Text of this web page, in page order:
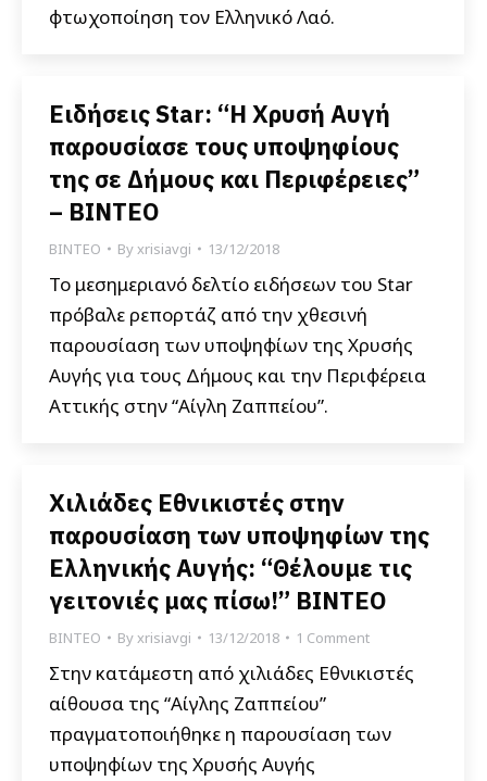
φτωχοποίηση τον Ελληνικό Λαό.
Ειδήσεις Star: “Η Χρυσή Αυγή
παρουσίασε τους υποψηφίους
της σε Δήμους και Περιφέρειες”
– ΒΙΝΤΕΟ
ΒΙΝΤΕΟ Byxrisiavgi 13/12/2018
Το μεσημεριανό δελτίο ειδήσεων του Star
πρόβαλε ρεπορτάζ από την χθεσινή
παρουσίαση των υποψηφίων της Χρυσής
Αυγής για τους Δήμους και την Περιφέρεια
Αττικής στην “Αίγλη Ζαππείου”.
Χιλιάδες Εθνικιστές στην
παρουσίαση των υποψηφίων της
Ελληνικής Αυγής: “Θέλουμε τις
γειτονιές μας πίσω!” ΒΙΝΤΕΟ
ΒΙΝΤΕΟ Byxrisiavgi 13/12/2018 1 Comment
Στην κατάμεστη από χιλιάδες Εθνικιστές
αίθουσα της “Αίγλης Ζαππείου”
πραγματοποιήθηκε η παρουσίαση των
υποψηφίων της Χρυσής Αυγής